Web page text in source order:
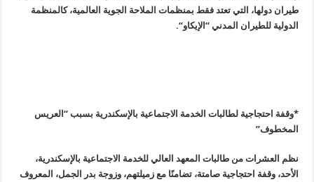
طيران دولها، التي تعتد فقط بمنظمات الملاحة الجوية العالمية، كالمنظمة
الدولية للطيران المدني “الإيكاو“.
*وقفة احتجاجية لطالبات الخدمة الاجتماعية بالإسكندرية بسبب “العريس
المخطوف”
نظم العشرات من طالبات المعهد العالي للخدمة الاجتماعية بالإسكندرية،
الأحد، وقفة احتجاجية صامتة، تضامنًا مع زميلتهم، وزوجة بدر الجمل، المعروف